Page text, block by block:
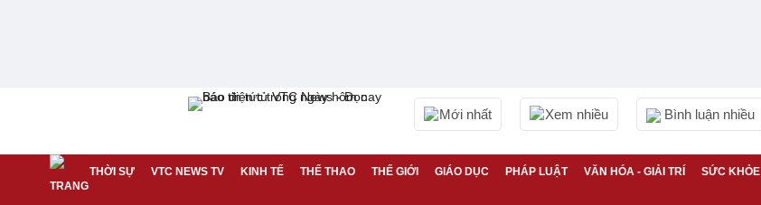
Mới nhất Xem nhiều Bình luận nhiều
THỜI SỰ VTC NEWS TV KINH TẾ THỂ THAO THẾ GIỚI GIÁO DỤC PHÁP LUẬT VĂN HÓA - GIẢI TRÍ SỨC KHỎE